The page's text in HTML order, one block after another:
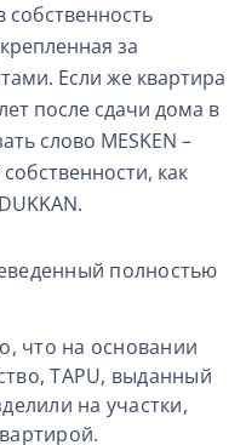
собственность
за
Если же квартира
после сдачи дома в
слово MESKEN –
как
полностью
что на основании
TAPU, выданный
на участки,